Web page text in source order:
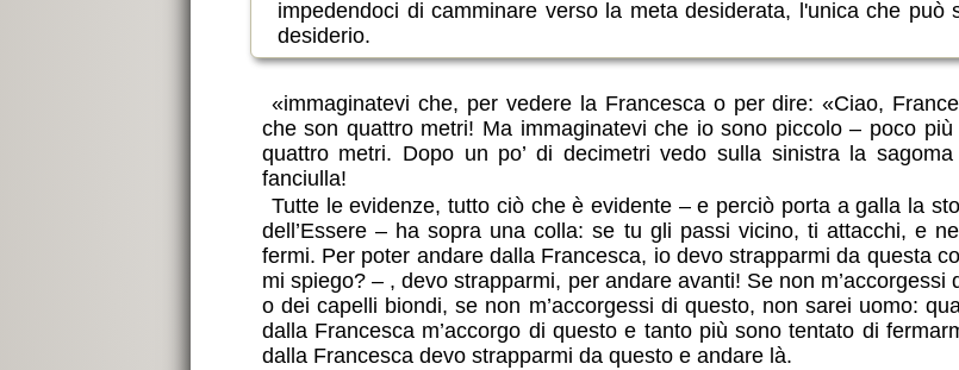
impedendoci di camminare verso la meta desiderata, l'unica che può
desiderio.
«immaginatevi che, per vedere la Francesca o per dire: «Ciao,
che son quattro metri! Ma immaginatevi che io sono piccolo – poco
quattro metri. Dopo un po’ di decimetri vedo sulla sinistra la
fanciulla!
Tutte le evidenze, tutto ciò che è evidente – e perciò porta a galla la
dell’Essere – ha sopra una colla: se tu gli passi vicino, ti attacchi, e
fermi. Per poter andare dalla Francesca, io devo strapparmi da questa
mi spiego? – , devo strapparmi, per andare avanti! Se non m’accorgessi
o dei capelli biondi, se non m’accorgessi di questo, non sarei uomo:
dalla Francesca m’accorgo di questo e tanto più sono tentato di
dalla Francesca devo strapparmi da questo e andare là.